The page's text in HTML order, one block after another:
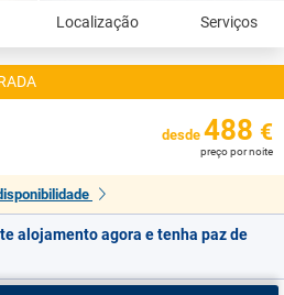
Localização Serviços
desde 488 €
preço por noite
alojamento agora e tenha paz de